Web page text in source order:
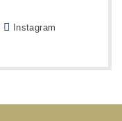
Instagram